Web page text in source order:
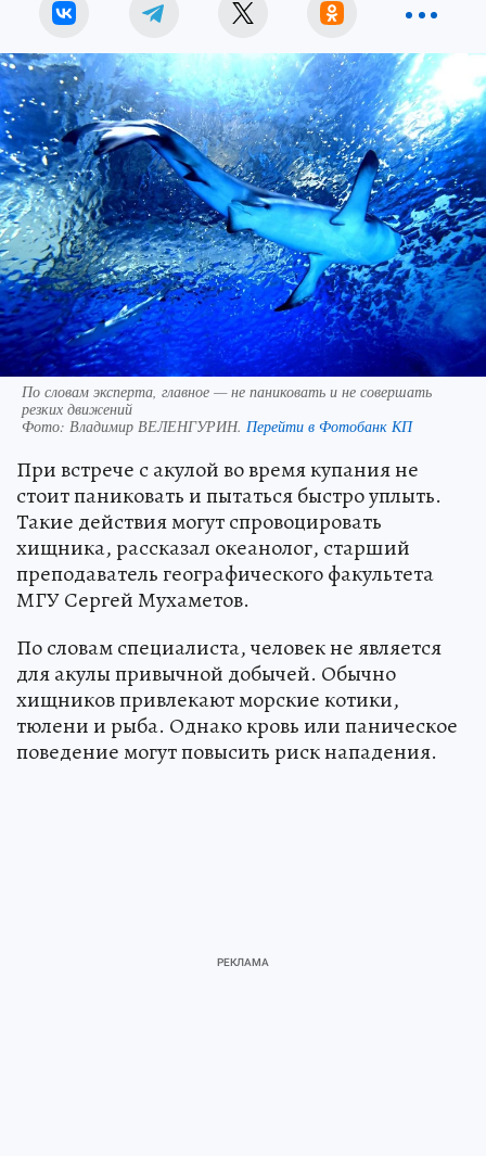
По словам эксперта, главное — не паниковать и не совершать
резких движений
Фото: Владимир ВЕЛЕНГУРИН. Перейти в Фотобанк КП
При встрече с акулой во время купания не
стоит паниковать и пытаться быстро уплыть.
Такие действия могут спровоцировать
хищника, рассказал океанолог, старший
преподаватель географического факультета
МГУ Сергей Мухаметов.
По словам специалиста, человек не является
для акулы привычной добычей. Обычно
хищников привлекают морские котики,
тюлени и рыба. Однако кровь или паническое
поведение могут повысить риск нападения.